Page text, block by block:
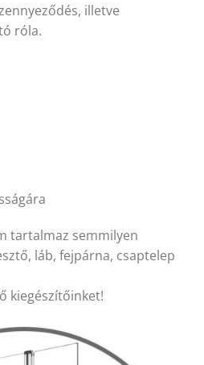
illetve
róla.
tartalmaz semmilyen
láb, fejpárna, csaptelep
kiegészítőinket!